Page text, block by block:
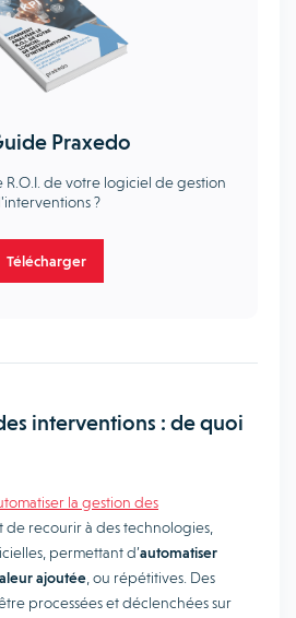
Praxedo
R.O.I. de votre logiciel de gestion
?
Télécharger
interventions : de quoi
la gestion des
de recourir à des technologies,
permettant d’automatiser
ajoutée , ou répétitives. Des
processées et déclenchées sur